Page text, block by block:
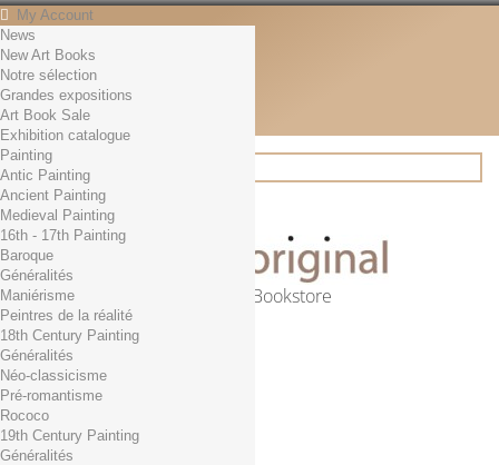
My Account
Contact
English
English
Français
News
Search
Online Art Bookstore
Cart (empty)
No products
Free shipping!
0,00 € Total
Check out
News
New Art Books
Notre sélection
Grandes expositions
Art Book Sale
Exhibition catalogue
Painting
Antic Painting
Ancient Painting
Medieval Painting
16th - 17th Painting
Baroque
Généralités
Maniérisme
Peintres de la réalité
18th Century Painting
Généralités
Néo-classicisme
Pré-romantisme
Rococo
19th Century Painting
Généralités